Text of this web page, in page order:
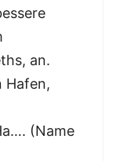
an.
Hafen,
(Name